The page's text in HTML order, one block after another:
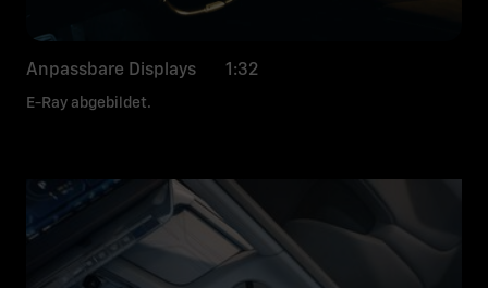
Anpassbare Displays 1:32
E-Ray abgebildet.